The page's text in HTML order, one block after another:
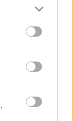
ororile
analiza